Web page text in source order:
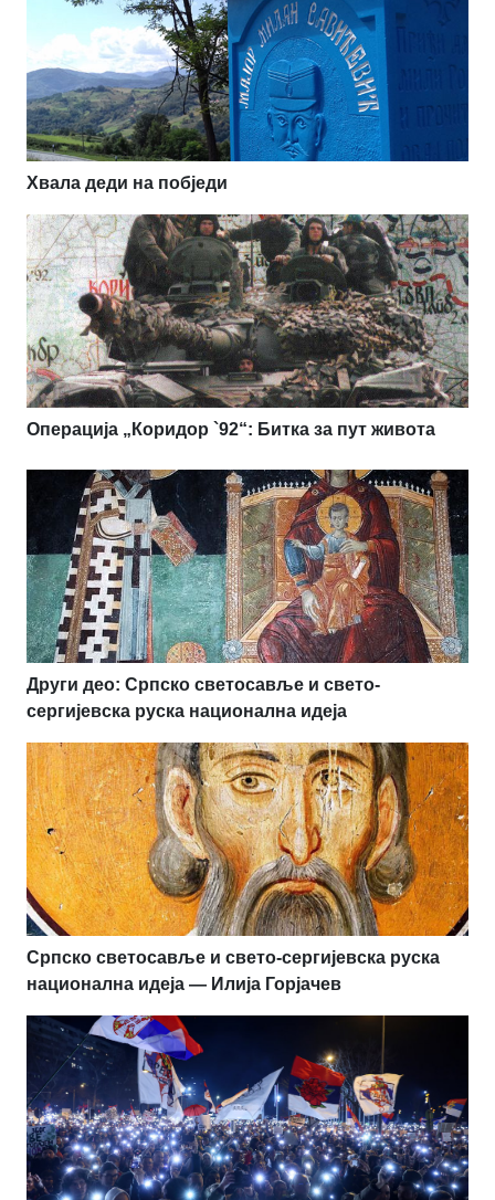
Хвала деди на побједи
Операција „Коридор `92“: Битка за пут живота
Други део: Српско светосавље и свето-
сергијевска руска национална идеја
Српско светосавље и свето-сергијевска руска
национална идеја — Илија Горјачев